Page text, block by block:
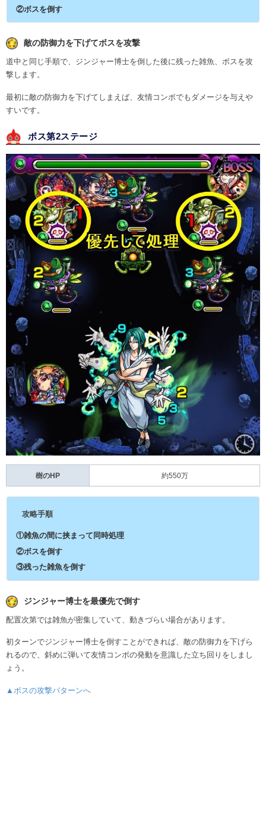
②ボスを倒す
敵の防御力を下げてボスを攻撃
道中と同じ手順で、ジンジャー博士を倒した後に残った雑魚、ボスを攻
撃します。
最初に敵の防御力を下げてしまえば、友情コンボでもダメージを与えや
すいです。
ボス第2ステージ
樹のHP 約550万
攻略手順
①雑魚の間に挟まって同時処理
②ボスを倒す
③残った雑魚を倒す
ジンジャー博士を最優先で倒す
配置次第では雑魚が密集していて、動きづらい場合があります。
初ターンでジンジャー博士を倒すことができれば、敵の防御力を下げら
れるので、斜めに弾いて友情コンボの発動を意識した立ち回りをしまし
ょう。
▲ボスの攻撃パターンへ